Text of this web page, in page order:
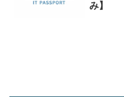
み】